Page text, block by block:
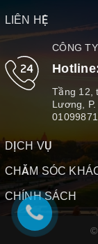
LIÊN HỆ
CÔNG
Tầng 12,
Lương,
DỊCH VỤ
CHĂM SÓC
CHÍNH SÁCH
©